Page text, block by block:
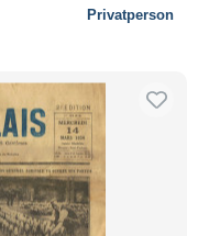
Privatperson